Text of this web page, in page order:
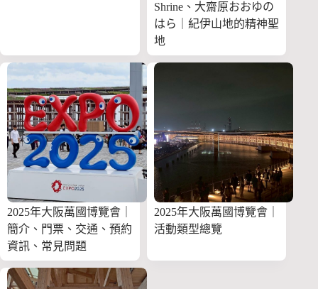
Shrine、大齋原おおゆの
はら｜紀伊山地的精神聖
地
2025年大阪萬國博覽會｜
簡介、門票、交通、預約
資訊、常見問題
2025年大阪萬國博覽會｜
活動類型總覽